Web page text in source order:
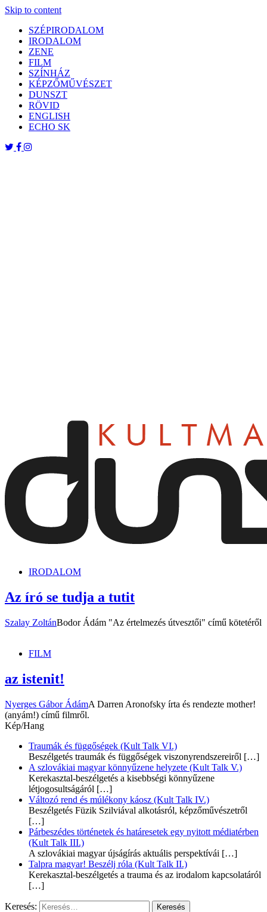
Skip to content
SZÉPIRODALOM
IRODALOM
ZENE
FILM
SZÍNHÁZ
KÉPZŐMŰVÉSZET
DUNSZT
RÖVID
ENGLISH
ECHO SK
IRODALOM
Az író se tudja a tutit
Szalay ZoltánBodor Ádám "Az értelmezés útvesztői" című kötetéről
FILM
az istenit!
Nyerges Gábor ÁdámA Darren Aronofsky írta és rendezte mother!
(anyám!) című filmről.
Kép/Hang
Traumák és függőségek (Kult Talk VI.)
Beszélgetés traumák és függőségek viszonyrendszereiről […]
A szlovákiai magyar könnyűzene helyzete (Kult Talk V.)
Kerekasztal-beszélgetés a kisebbségi könnyűzene
létjogosultságáról […]
Változó rend és múlékony káosz (Kult Talk IV.)
Beszélgetés Füzik Szilviával alkotásról, képzőművészetről
[…]
Párbeszédes történetek és határesetek egy nyitott médiatérben
(Kult Talk III.)
A szlovákiai magyar újságírás aktuális perspektívái […]
Talpra magyar! Beszélj róla (Kult Talk II.)
Kerekasztal-beszélgetés a trauma és az irodalom kapcsolatáról
[…]
Keresés: